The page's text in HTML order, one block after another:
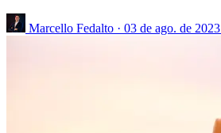
Marcello Fedalto · 03 de ago. de 2023